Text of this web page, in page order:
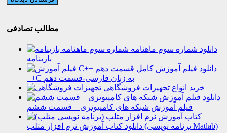
مطالب تصادفی
دانلود شماره سوم ماهنامه
بازینامه
دانلود فیلم آموزش کامل
++C به زبان فارسی-قسمت دهم
خرید انواع تجهیزات فروشگاهی
دانلود
فیلم آموزش شبکه های کامپیوتری – قسمت ششم
دانلود کتاب آموزش نرم افزار متلب (برنامه نویسی Matlab)